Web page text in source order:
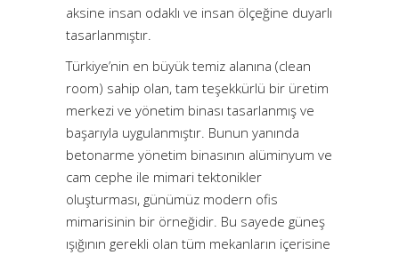
aksine insan odaklı ve insan ölçeğine duyarlı
tasarlanmıştır.
Türkiye’nin en büyük temiz alanına (clean
room) sahip olan, tam teşekkürlü bir üretim
merkezi ve yönetim binası tasarlanmış ve
başarıyla uygulanmıştır. Bunun yanında
betonarme yönetim binasının alüminyum ve
cam cephe ile mimari tektonikler
oluşturması, günümüz modern ofis
mimarisinin bir örneğidir. Bu sayede güneş
ışığının gerekli olan tüm mekanların içerisine